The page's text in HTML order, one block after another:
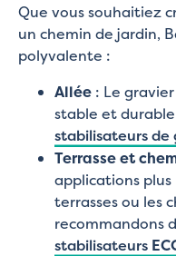
Que vous souhaitiez
un chemin de jardin,
polyvalente :
Allée : Le
stable et
stabilisateurs de
Terrasse et
applications
terrasses ou les
recommandons
stabilisateurs